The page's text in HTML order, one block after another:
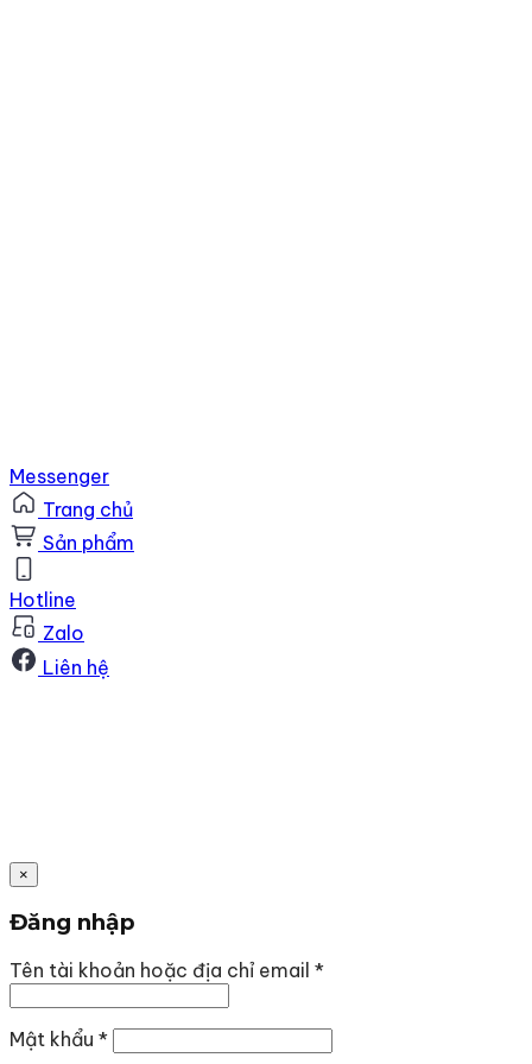
Messenger
Trang chủ
Sản phẩm
Hotline
Zalo
Liên hệ
×
Đăng nhập
Tên tài khoản hoặc địa chỉ email *Bắt
Mật khẩu *Bắt